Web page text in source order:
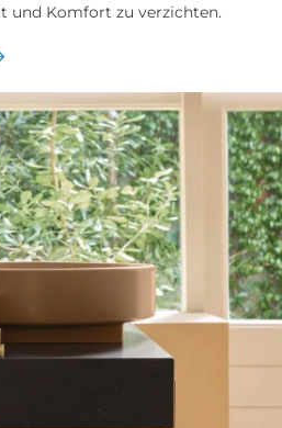
und Komfort zu verzichten.